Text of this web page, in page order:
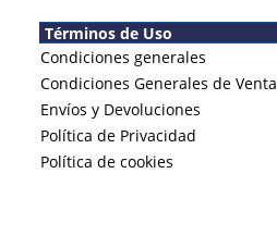
Términos de Uso
Condiciones generales
Condiciones Generales de Venta
Envíos y Devoluciones
Política de Privacidad
Política de cookies